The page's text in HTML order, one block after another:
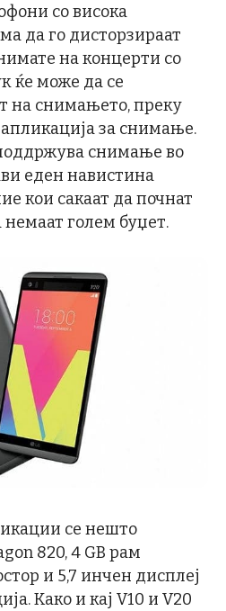
со висока
да го дисторзираат
на концерти со
ќе може да се
на снимањето, преку
за снимање.
снимање во
еден навистина
кои сакаат да почнат
голем буџет.
се нешто
820, 4 GB рам
и 5,7 инчен дисплеј
Како и кај V10 и V20